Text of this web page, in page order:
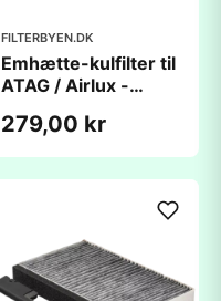
FILTERBYEN.DK
Emhætte-kulfilter til
ATAG / Airlux -
stk.
279,00 kr